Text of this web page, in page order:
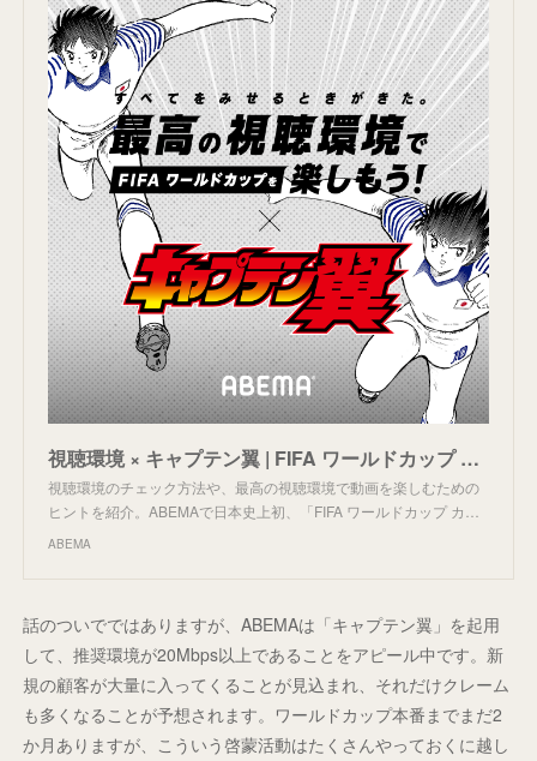
視聴環境 × キャプテン翼 | FIFA ワールドカップ カタール 2022 | ABEMAで全64試合を無料生中継
視聴環境のチェック方法や、最高の視聴環境で動画を楽しむための
ヒントを紹介。ABEMAで日本史上初、「FIFA ワールドカップ カ…
ABEMA
話のついでではありますが、ABEMAは「キャプテン翼」を起用
して、推奨環境が20Mbps以上であることをアピール中です。新
規の顧客が大量に入ってくることが見込まれ、それだけクレーム
も多くなることが予想されます。ワールドカップ本番までまだ2
か月ありますが、こういう啓蒙活動はたくさんやっておくに越し